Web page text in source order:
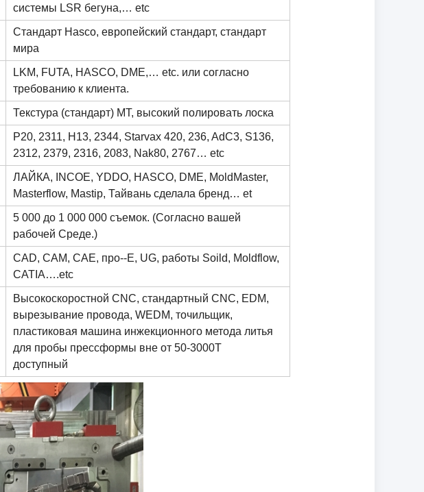
системы LSR бегуна,… etc
Стандарт Hasco, европейский стандарт, стандарт
мира
LKM, FUTA, HASCO, DME,… etc. или согласно
требованию к клиента.
Текстура (стандарт) MT, высокий полировать лоска
P20, 2311, H13, 2344, Starvax 420, 236, AdC3, S136,
2312, 2379, 2316, 2083, Nak80, 2767… etc
ЛАЙКА, INCOE, YDDO, HASCO, DME, MoldMaster,
Masterflow, Mastip, Тайвань сделала бренд… et
5 000 до 1 000 000 съемок. (Согласно вашей
рабочей Среде.)
CAD, CAM, CAE, про--E, UG, работы Soild, Moldflow,
CATIA….etc
Высокоскоростной CNC, стандартный CNC, EDM,
вырезывание провода, WEDM, точильщик,
пластиковая машина инжекционного метода литья
для пробы прессформы вне от 50-3000T
доступный